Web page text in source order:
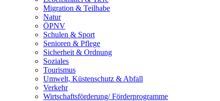
Migration & Teilhabe
Natur
ÖPNV
Schulen & Sport
Senioren & Pflege
Sicherheit & Ordnung
Soziales
Tourismus
Umwelt, Küstenschutz & Abfall
Verkehr
Wirtschaftsförderung/ Förderprogramme